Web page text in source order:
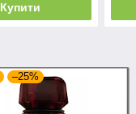
Купити
–25%